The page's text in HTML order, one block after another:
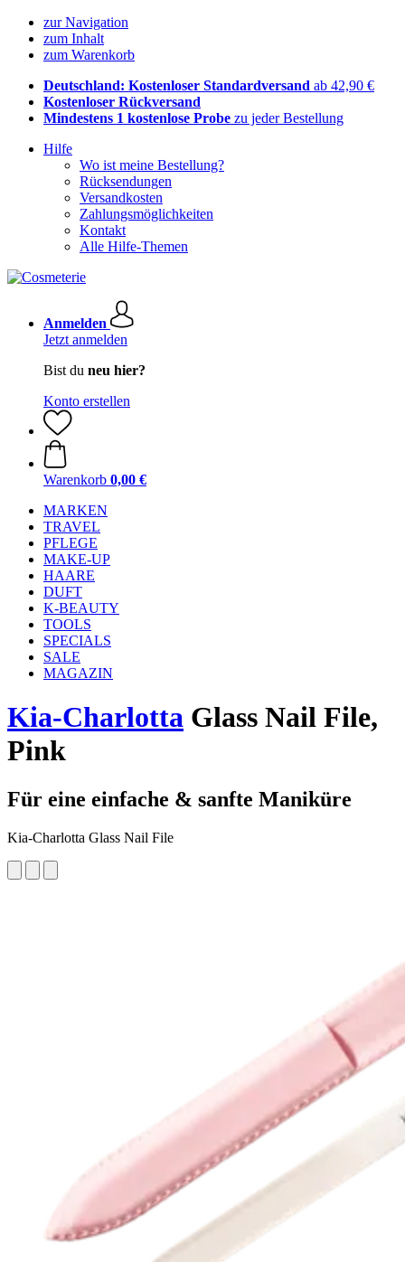
zur Navigation
zum Inhalt
zum Warenkorb
Deutschland: Kostenloser Standardversand ab 42,90 €
Kostenloser Rückversand
Mindestens 1 kostenlose Probe zu jeder Bestellung
Hilfe
Wo ist meine Bestellung?
Rücksendungen
Versandkosten
Zahlungsmöglichkeiten
Kontakt
Alle Hilfe-Themen
Anmelden
Jetzt anmelden
Bist du neu hier?
Konto erstellen
Warenkorb 0,00 €
MARKEN
TRAVEL
PFLEGE
MAKE-UP
HAARE
DUFT
K-BEAUTY
TOOLS
SPECIALS
SALE
MAGAZIN
Kia-Charlotta Glass Nail File,
Pink
Für eine einfache & sanfte Maniküre
Kia-Charlotta Glass Nail File